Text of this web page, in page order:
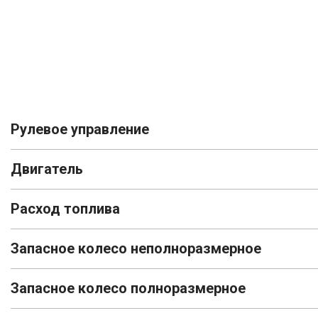
Рулевое управление
Двигатель
Расход топлива
Запасное колесо неполноразмерное
Запасное колесо полноразмерное